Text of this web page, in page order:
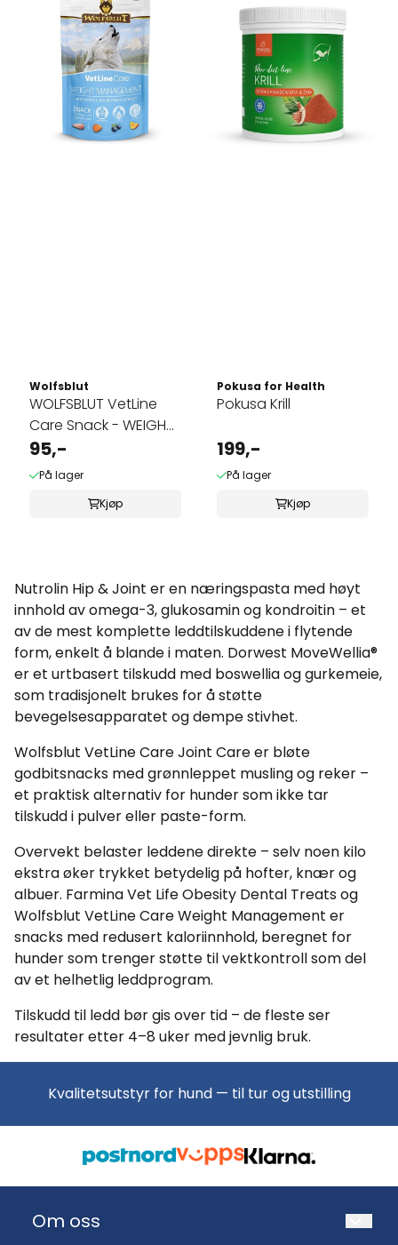
Wolfsblut
WOLFSBLUT VetLine
Care Snack - WEIGHT
MANAGEMENT
95,-
På lager
Kjøp
Pokusa for Health
Pokusa Krill
199,-
På lager
Kjøp
Nutrolin Hip & Joint er en næringspasta med høyt
innhold av omega-3, glukosamin og kondroitin – et
av de mest komplette leddtilskuddene i flytende
form, enkelt å blande i maten. Dorwest MoveWellia®
er et urtbasert tilskudd med boswellia og gurkemeie,
som tradisjonelt brukes for å støtte
bevegelsesapparatet og dempe stivhet.
Wolfsblut VetLine Care Joint Care er bløte
godbitsnacks med grønnleppet musling og reker –
et praktisk alternativ for hunder som ikke tar
tilskudd i pulver eller paste-form.
Overvekt belaster leddene direkte – selv noen kilo
ekstra øker trykket betydelig på hofter, knær og
albuer. Farmina Vet Life Obesity Dental Treats og
Wolfsblut VetLine Care Weight Management er
snacks med redusert kaloriinnhold, beregnet for
hunder som trenger støtte til vektkontroll som del
av et helhetlig leddprogram.
Tilskudd til ledd bør gis over tid – de fleste ser
resultater etter 4–8 uker med jevnlig bruk.
Kvalitetsutstyr for hund — til tur og utstilling
Om oss